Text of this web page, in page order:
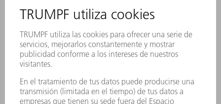
REGISTRO PARA EL BOLETÍN INFORMATIVO
MYTRUMPF
FICHAS TÉCNICAS DE SEGURIDAD
PRODUCTOS
MÁQUINAS Y SISTEMAS
LÁSER
ELECTRÓNICA DE POTENCIA
HERRAMIENTAS PORTÁTILES
FÁBRICA INTELIGENTE
SOFTWARE